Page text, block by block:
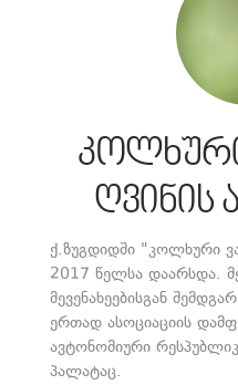
ღვინის
ქ.ზუგდიდში "კოლხური
2017 წელსა დაარსდა.
მევენახეებისგან
ერთად ასოციაციის
ავტონომიური
პალატაც.